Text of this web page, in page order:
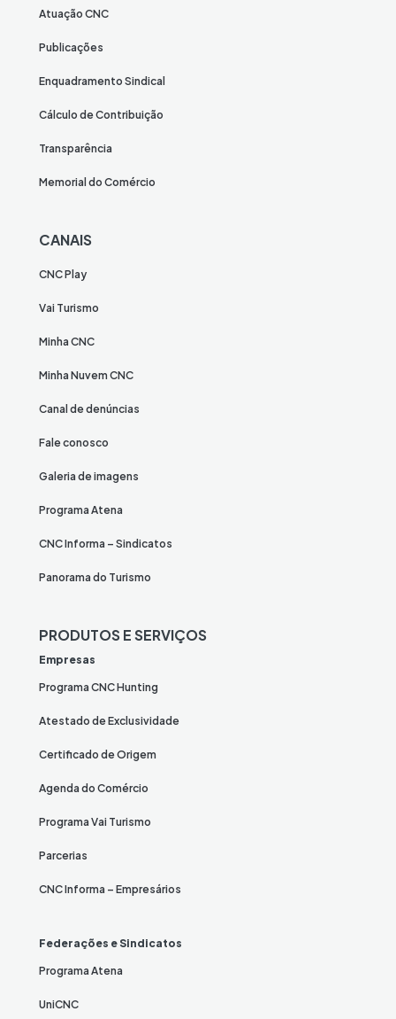
Atuação CNC
Publicações
Enquadramento Sindical
Cálculo de Contribuição
Transparência
Memorial do Comércio
CANAIS
CNC Play
Vai Turismo
Minha CNC
Minha Nuvem CNC
Canal de denúncias
Fale conosco
Galeria de imagens
Programa Atena
CNC Informa – Sindicatos
Panorama do Turismo
PRODUTOS E SERVIÇOS
Empresas
Programa CNC Hunting
Atestado de Exclusividade
Certificado de Origem
Agenda do Comércio
Programa Vai Turismo
Parcerias
CNC Informa – Empresários
Federações e Sindicatos
Programa Atena
UniCNC